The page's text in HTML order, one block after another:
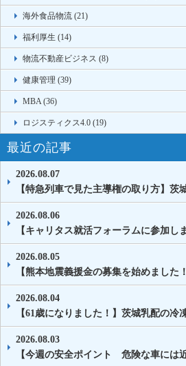
海外食品物流 (21)
福利厚生 (14)
物流不動産ビジネス (8)
健康管理 (39)
MBA (36)
ロジスティクス4.0 (19)
最近の記事
2026.08.07
【特急列車で見た主導権の取り方】茨
2026.08.06
【キャリタス就活フォーラムに参加し
2026.08.05
【熊本地震義援金の募集を始めました
2026.08.04
【61歳になりました！】茨城乳配の冷
2026.08.03
【今週の安全ポイント 危険な車には